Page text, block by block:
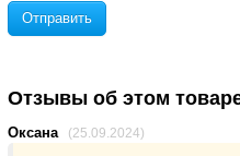
Отправить
Отзывы об этом
Оксана (25.09.2024)